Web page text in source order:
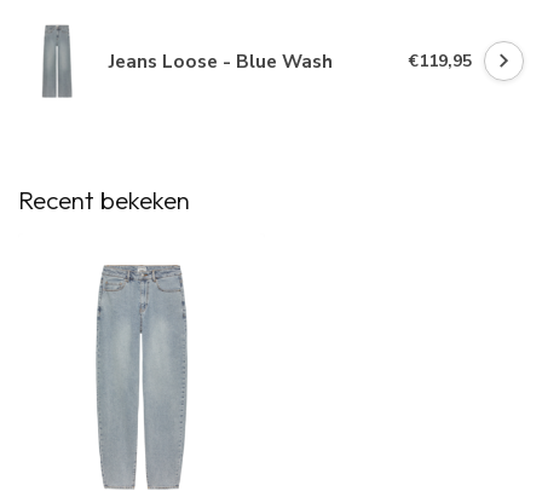
Jeans Loose - Blue Wash €119,95
Recent bekeken